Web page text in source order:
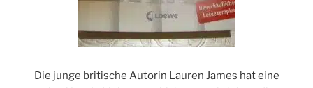
Die junge britische Autorin Lauren James hat eine